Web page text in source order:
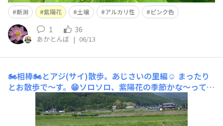
新潟 紫陽花 土壌 アルカリ性 ピンク色
1 36
あかとんぼ | 06/13
🏍️相棒🏍️とアジ(サイ)散歩。あじさいの里編☺️ まったり
とお散歩で〜す。😁ソロソロ、紫陽花の季節かな〜ってお
散歩して来ましたが、ちょっと早かったみたいです。😥昨
年の様子が👇。今日は、、、😥😭😥また出直しか
な〜。。。😅